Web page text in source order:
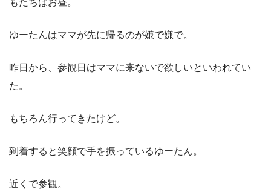
ゆーたんはママが先に帰るのが嫌で嫌で。
昨日から、参観日はママに来ないで欲しいといわれてい
た。
もちろん行ってきたけど。
到着すると笑顔で手を振っているゆーたん。
近くで参観。